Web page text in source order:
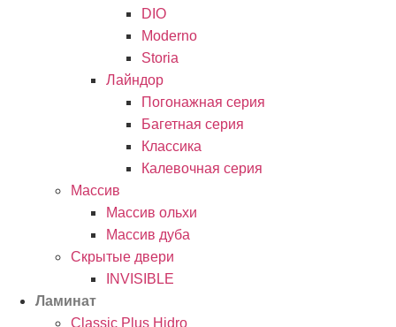
DIO
Moderno
Storia
Лайндор
Погонажная серия
Багетная серия
Классика
Калевочная серия
Массив
Массив ольхи
Массив дуба
Скрытые двери
INVISIBLE
Ламинат
Classic Plus Hidro